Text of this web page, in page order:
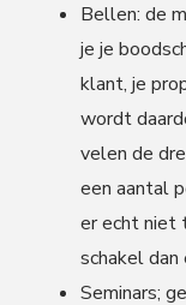
Bellen: de
je je
klant, je
wordt
velen de
een aantal
er echt niet
schakel
Seminars;